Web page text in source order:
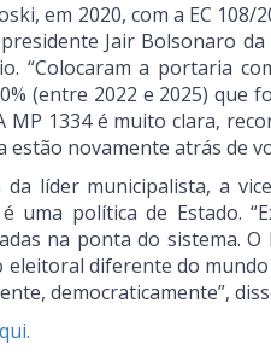
em 2020, com a EC
Jair Bolsonaro
“Colocaram a portaria
(entre 2022 e 2025) que
MP 1334 é muito clara,
estão novamente atrás de
líder municipalista, a
uma política de Estado.
na ponta do sistema.
eleitoral diferente do
democraticamente”,